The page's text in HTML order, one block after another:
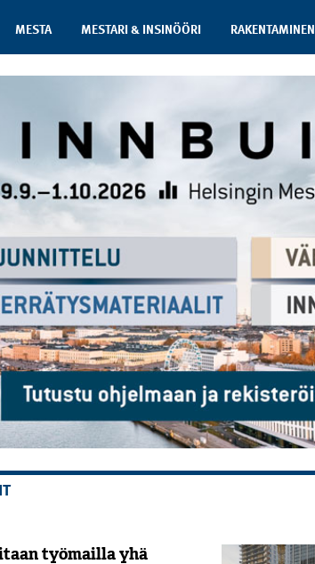
MESTA MESTARI & INSINÖÖRI RAKENTAMINEN
työmailla yhä